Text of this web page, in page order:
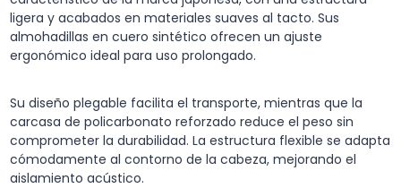
ligera y acabados en materiales suaves al tacto. Sus
almohadillas en cuero sintético ofrecen un ajuste
ergonómico ideal para uso prolongado.
Su diseño plegable facilita el transporte, mientras que la
carcasa de policarbonato reforzado reduce el peso sin
comprometer la durabilidad. La estructura flexible se adapta
cómodamente al contorno de la cabeza, mejorando el
aislamiento acústico.